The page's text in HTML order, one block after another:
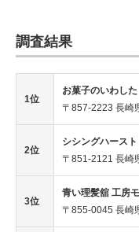
調査結果
1位
お菓子のいわした
〒857-2223 長崎
2位
シシングハースト
〒851-2121 長崎
3位
青い理髪舘 工房
〒855-0045 長崎